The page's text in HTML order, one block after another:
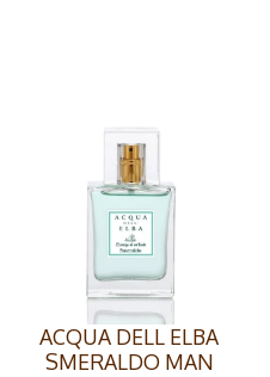
ACQUA DELL ELBA
SMERALDO MAN